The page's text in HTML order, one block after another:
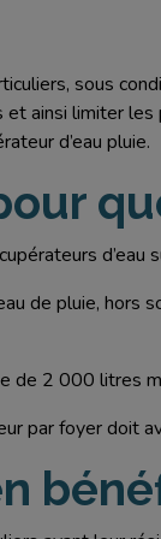
sous
et ainsi limiter
d’eau pluie.
d’eau
de pluie,
de 2 000 litres
par foyer doit